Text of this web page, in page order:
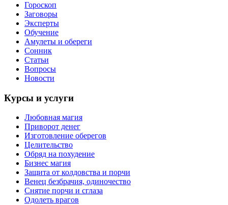
Гороскоп
Заговоры
Эксперты
Обучение
Амулеты и обереги
Сонник
Статьи
Вопросы
Новости
Курсы и услуги
Любовная магия
Приворот денег
Изготовление оберегов
Целительство
Обряд на похудение
Бизнес магия
Защита от колдовства и порчи
Венец безбрачия, одиночество
Снятие порчи и сглаза
Одолеть врагов